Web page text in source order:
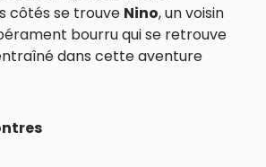
côtés se trouve Nino, un voisin
bourru qui se retrouve
dans cette aventure